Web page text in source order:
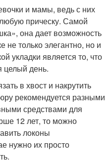
и мамы, ведь с них
прическу. Самой
она дает возможность
не только элегантно, но и
укладки является то, что
целый день.
в хвост и накрутить
рекомендуется разными
средствами для
12 лет, то можно
локоны
нужно их просто